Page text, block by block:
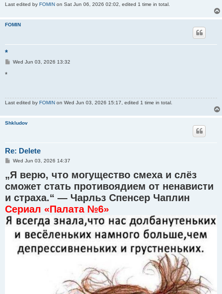
Last edited by FOMIN on Sat Jun 06, 2026 02:02, edited 1 time in total.
FOMIN
*
PWed Jun 03, 2026 13:32
*
Last edited by FOMIN on Wed Jun 03, 2026 15:17, edited 1 time in total.
Shkludov
Re: Delete
P
s
t
Wed Jun 03, 2026 14:37
„Я верю, что могущество смеха и слёз
сможет стать противоядием от ненависти
и страха.“ — Чарльз Спенсер Чаплин
Сериал «Палата №6»